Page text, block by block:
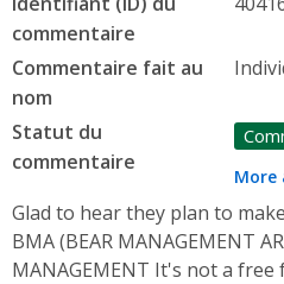
commentaire
Commentaire fait au
nom
Statut du
commentaire
More
Glad to hear they plan to
BMA (BEAR MANAGEMENT
MANAGEMENT It's not a free